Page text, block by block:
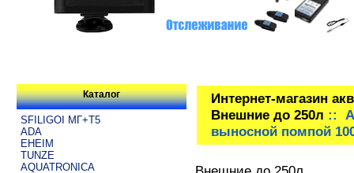
Каталог
SFILIGOI МГ+Т5
ADA
EHEIM
TUNZE
AQUATRONICA
Интернет-магазин
Внешние до 250л ::
выносной помпой